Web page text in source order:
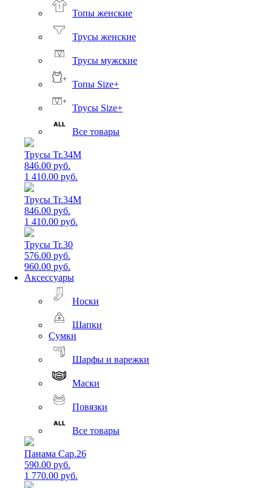
Топы женские
Трусы женские
Трусы мужские
Топы Size+
Трусы Size+
Все товары
Трусы Tr.34M
846.00 руб.
1 410.00 руб.
Трусы Tr.34M
846.00 руб.
1 410.00 руб.
Трусы Tr.30
576.00 руб.
960.00 руб.
Аксессуары
Носки
Шапки
Сумки
Шарфы и варежки
Маски
Повязки
Все товары
Панама Cap.26
590.00 руб.
1 770.00 руб.